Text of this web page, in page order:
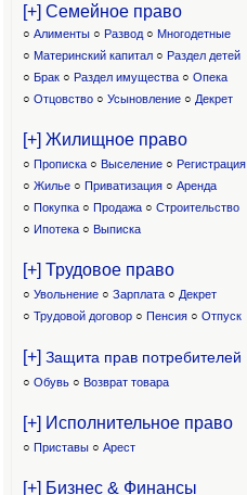
[+] Семейное право
○ Алименты ○ Развод ○ Многодетные
○ Материнский капитал○ Раздел детей
○ Брак ○ Раздел имущества ○ Опека
○ Отцовство○ Усыновление ○ Декрет
[+] Жилищное право
○ Прописка ○ Выселение ○ Регистрация
○ Жилье ○ Приватизация ○ Аренда
○ Покупка ○ Продажа ○ Строительство
○ Ипотека ○ Выписка
[+] Трудовое право
○ Увольнение ○ Зарплата ○ Декрет
○ Трудовой договор ○ Пенсия ○ Отпуск
[+] Защита прав потребителей
○ Обувь ○ Возврат товара
[+] Исполнительное право
○ Приставы ○ Арест
[+] Бизнес & Финансы